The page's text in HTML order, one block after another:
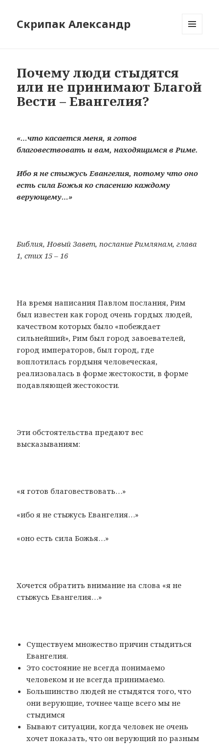
Скрипак Александр
Почему люди стыдятся
или не принимают Благой
Вести – Евангелия?
«…что касается меня, я готов
благовествовать и вам, находящимся в Риме.
Ибо я не стыжусь Евангелия, потому что оно
есть сила Божья ко спасению каждому
верующему…»
Библия, Новый Завет, послание Римлянам, глава
1, стих 15 – 16
На время написания Павлом послания, Рим
был известен как город очень гордых людей,
качеством которых было «побеждает
сильнейший», Рим был город завоевателей,
город императоров, был город, где
воплотилась гордыня человеческая,
реализовалась в форме жестокости, в форме
подавляющей жестокости.
Эти обстоятельства предают вес
высказываниям:
«я готов благовествовать…»
«ибо я не стыжусь Евангелия…»
«оно есть сила Божья…»
Хочется обратить внимание на слова «я не
стыжусь Евангелия…»
Существуем множество причин стыдиться
Евангелия.
Это состояние не всегда понимаемо
человеком и не всегда принимаемо.
Большинство людей не стыдятся того, что
они верующие, точнее чаще всего мы не
стыдимся
Бывают ситуации, когда человек не очень
хочет показать, что он верующий по разным